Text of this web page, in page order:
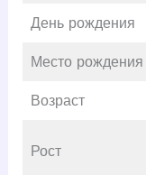
День рождения
Место рождения
Возраст
Рост